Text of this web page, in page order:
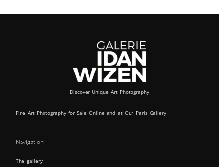
Discover Unique Art Photography
Fine Art Photography for Sale Online and at Our Paris Gallery
Navigation
The gallery